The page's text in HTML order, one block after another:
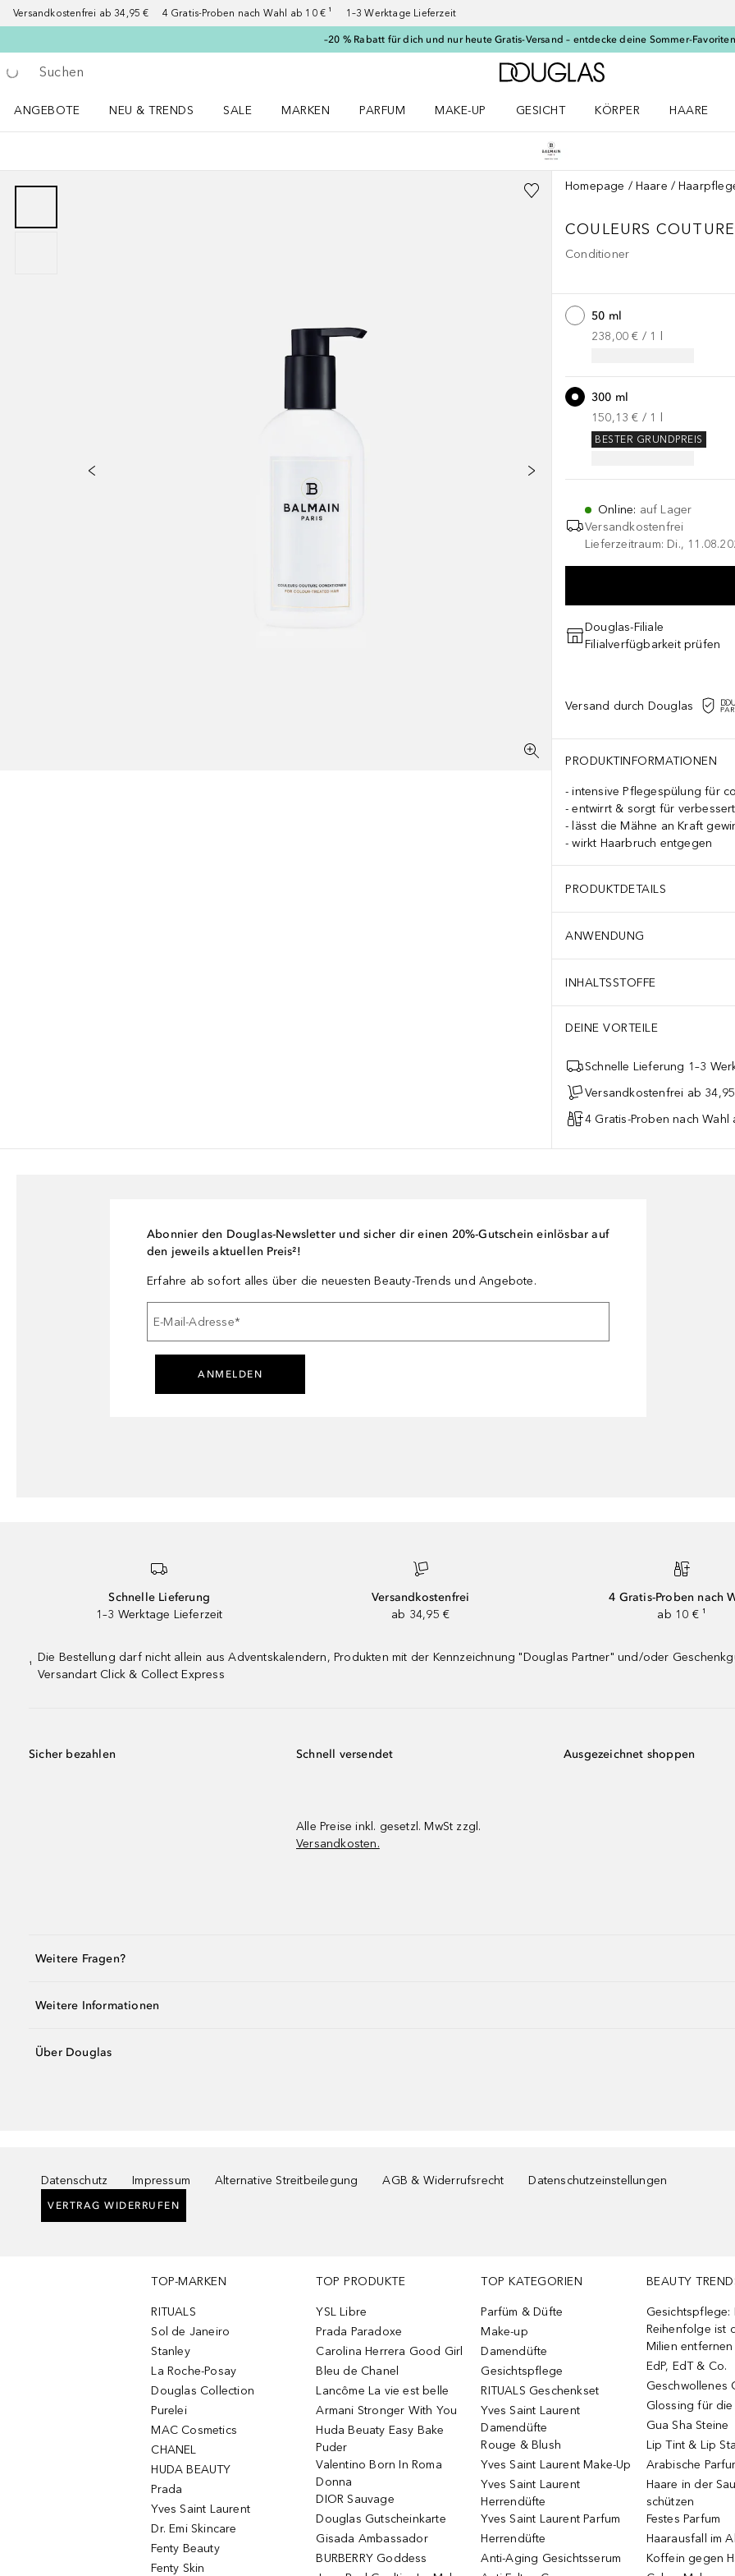
Versandkostenfrei ab 34,95 € 4 Gratis-Proben nach Wahl ab 10 € ¹ 1–3 Werktage Lieferzeit
–20 % Rabatt für dich und nur heute Gratis-Versand – entdecke deine Sommer-
Gehe zurück
Suche ausführen
Zur Douglas Startseite
ANGEBOTE
NEU & TRENDS
SALE
MARKEN
PARFUM
MAKE-UP
GESICHT
KÖRPER
HAARE
Homepage Haare
COULEURS COUTURE
Conditioner
50 ml
238,00 € / 1
300 ml
150,13 € / 1
BESTER GRUNDPREIS
Online: auf Lager
Versandkostenfrei
Lieferzeitraum: Di.,
Douglas-Filiale
Filialverfügbarkeit prüfen
Versand durch Douglas
PRODUKTINFORMATIONEN
intensive Pflegespülung für
entwirrt & sorgt für
lässt die Mähne an Kraft
wirkt Haarbruch entgegen
PRODUKTDETAILS
ANWENDUNG
INHALTSSTOFFE
DEINE VORTEILE
Schnelle Lieferung 1–3
Versandkostenfrei ab
4 Gratis-Proben nach Wahl
Abonnier den Douglas-Newsletter und sicher dir einen 20%-Gutschein einlösbar auf
den jeweils aktuellen Preis²!
Erfahre ab sofort alles über die neuesten Beauty-Trends und Angebote.
E-Mail-Adresse*
ANMELDEN
Schnelle Lieferung
1–3 Werktage Lieferzeit
Versandkostenfrei
ab 34,95 €
4 Gratis-Proben nach
ab 10 € ¹
¹
Die Bestellung darf nicht allein aus Adventskalendern, Produkten mit der Kennzeichnung "Douglas Partner" und/oder
Versandart Click & Collect Express
Sicher bezahlen Schnell versendet
Alle Preise inkl. gesetzl. MwSt zzgl.
Versandkosten.
Ausgezeichnet shoppen
Weitere Fragen?
Weitere Informationen
Über Douglas
Datenschutz Impressum Alternative Streitbeilegung AGB & Widerrufsrecht Datenschutzeinstellungen
VERTRAG WIDERRUFEN
TOP-MARKEN
RITUALS
Sol de Janeiro
Stanley
La Roche-Posay
Douglas Collection
Purelei
MAC Cosmetics
CHANEL
HUDA BEAUTY
Prada
Yves Saint Laurent
Dr. Emi Skincare
Fenty Beauty
Fenty Skin
TOP PRODUKTE
YSL Libre
Prada Paradoxe
Carolina Herrera Good Girl
Bleu de Chanel
Lancôme La vie est belle
Armani Stronger With You
Huda Beuaty Easy Bake
Puder
Valentino Born In Roma
Donna
DIOR Sauvage
Douglas Gutscheinkarte
Gisada Ambassador
BURBERRY Goddess
TOP KATEGORIEN
Parfüm & Düfte
Make-up
Damendüfte
Gesichtspflege
RITUALS Geschenkset
Yves Saint Laurent
Damendüfte
Rouge & Blush
Yves Saint Laurent Make-Up
Yves Saint Laurent
Herrendüfte
Yves Saint Laurent Parfum
Herrendüfte
Anti-Aging Gesichtsserum
BEAUTY
Gesichtspflege:
Reihenfolge ist
Milien entfernen
EdP, EdT & Co.
Geschwollenes
Glossing für die
Gua Sha Steine
Lip Tint & Lip
Arabische
Haare in der
schützen
Festes Parfum
Haarausfall im
Koffein gegen